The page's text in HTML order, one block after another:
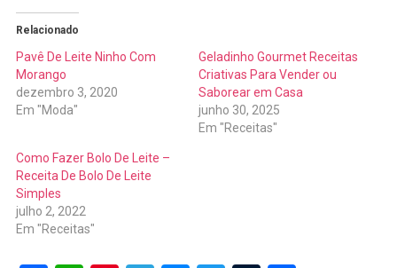
Relacionado
Pavê De Leite Ninho Com
Morango
dezembro 3, 2020
Em "Moda"
Geladinho Gourmet Receitas
Criativas Para Vender ou
Saborear em Casa
junho 30, 2025
Em "Receitas"
Como Fazer Bolo De Leite –
Receita De Bolo De Leite
Simples
julho 2, 2022
Em "Receitas"